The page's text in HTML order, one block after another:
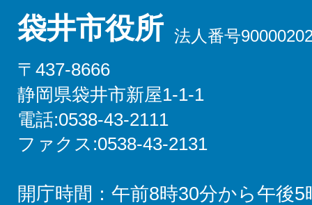
袋井市役所 法人番号
〒437-8666
静岡県袋井市新屋1-1-1
電話:0538-43-2111
ファクス:0538-43-2131
開庁時間：午前8時30分から午後5